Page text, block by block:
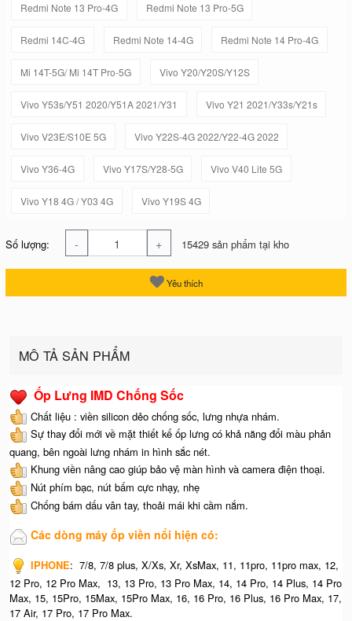
Redmi Note 13 Pro-4G Redmi Note 13 Pro-5G
Redmi 14C-4G Redmi Note 14-4G Redmi Note 14 Pro-4G
Mi 14T-5G/ Mi 14T Pro-5G Vivo Y20/Y20S/Y12S
Vivo Y53s/Y51 2020/Y51A 2021/Y31 Vivo Y21 2021/Y33s/Y21s
Vivo V23E/S10E 5G Vivo Y22S-4G 2022/Y22-4G 2022
Vivo Y36-4G Vivo Y17S/Y28-5G Vivo V40 Lite 5G
Vivo Y18 4G / Y03 4G Vivo Y19S 4G
Số lượng: - + 15429 sản phẩm tại kho
Yêu thích
MÔ TẢ SẢN PHẨM
Ốp Lưng IMD Chống Sốc
Chất liệu : viền silicon dẻo chống sốc, lưng nhựa nhám.
Sự thay đổi mới về mặt thiết kế ốp lưng có khả năng đổi màu phản
quang, bên ngoài lưng nhám in hình sắc nét.
Khung viền nâng cao giúp bảo vệ màn hình và camera điện thoại.
Nút phím bạc, nút bấm cực nhạy, nhẹ
Chống bám dấu vân tay, thoải mái khi cầm nắm.
Các dòng máy ốp viền nổi hiện có:
IPHONE: 7/8, 7/8 plus, X/Xs, Xr, XsMax, 11, 11pro, 11pro max, 12,
12 Pro, 12 Pro Max, 13, 13 Pro, 13 Pro Max, 14, 14 Pro, 14 Plus, 14 Pro
Max, 15, 15Pro, 15Max, 15Pro Max, 16, 16 Pro, 16 Plus, 16 Pro Max, 17,
17 Air, 17 Pro, 17 Pro Max.